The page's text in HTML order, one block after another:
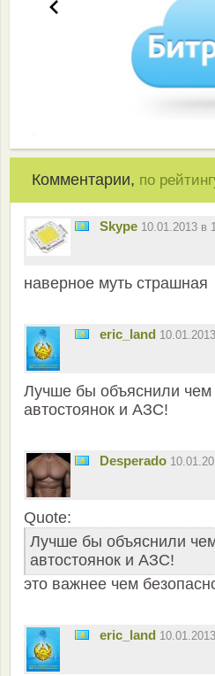
Комментарии, по
Skype 10.01.2013 в
наверное муть страшная
eric_land
Лучше бы объяснили чем
автостоянок и АЗС!
Desperado
Quote:
Лучше бы объяснили
автостоянок и АЗС!
это важнее чем
eric_land